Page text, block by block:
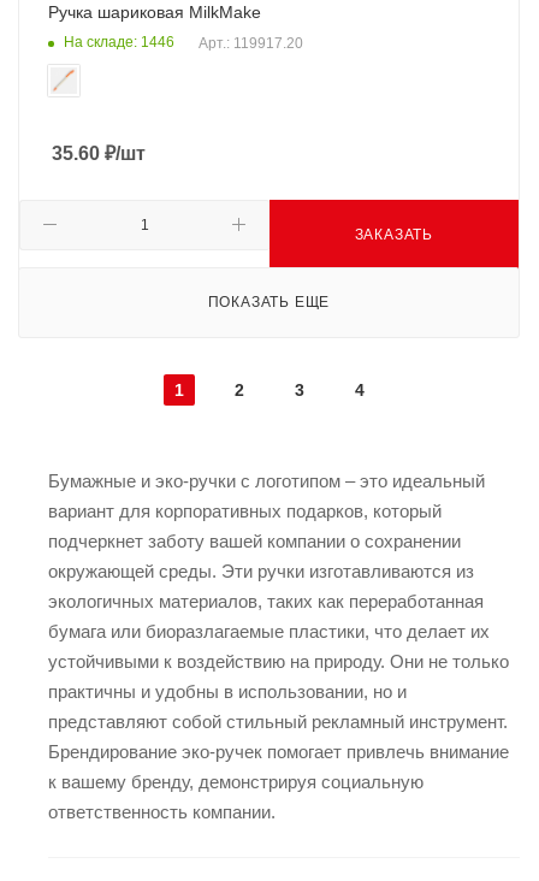
Ручка шариковая MilkMake
На складе: 1446 Арт.: 119917.20
35.60 ₽/шт
ЗАКАЗАТЬ
ПОКАЗАТЬ ЕЩЕ
1 2 3 4
Бумажные и эко-ручки с логотипом – это идеальный
вариант для корпоративных подарков, который
подчеркнет заботу вашей компании о сохранении
окружающей среды. Эти ручки изготавливаются из
экологичных материалов, таких как переработанная
бумага или биоразлагаемые пластики, что делает их
устойчивыми к воздействию на природу. Они не только
практичны и удобны в использовании, но и
представляют собой стильный рекламный инструмент.
Брендирование эко-ручек помогает привлечь внимание
к вашему бренду, демонстрируя социальную
ответственность компании.